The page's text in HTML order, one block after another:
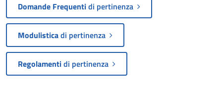
Domande Frequentidi pertinenza
Modulisticadi pertinenza
Regolamentidi pertinenza